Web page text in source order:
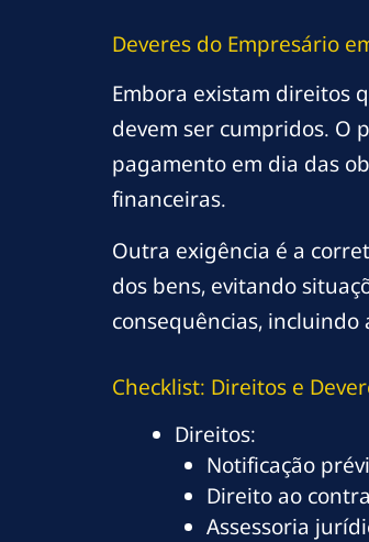
Deveres do Empresário
Embora existam direitos
devem ser cumpridos. O
pagamento em dia das
financeiras.
Outra exigência é a
dos bens, evitando
consequências, incluindo
Checklist: Direitos e
Direitos:
Notificação
Direito ao
Assessoria